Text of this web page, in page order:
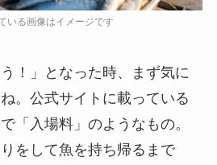
！」となった時、まず気に
。公式サイトに載っている
「入場料」のようなもの。
をして魚を持ち帰るまで